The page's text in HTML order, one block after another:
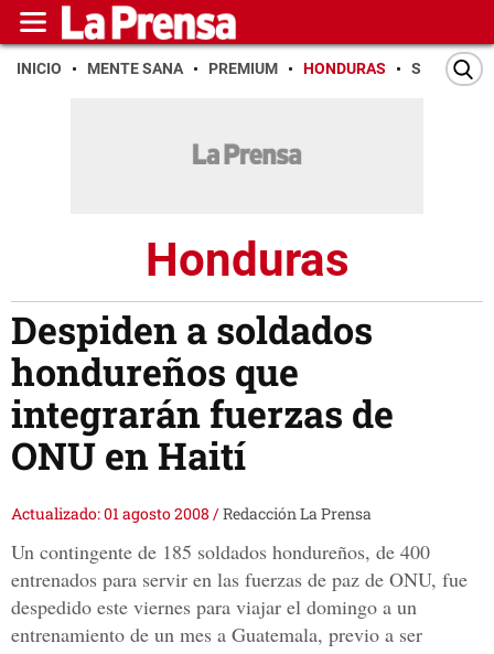
INICIO MENTE SANA PREMIUM HONDURAS SAN PEDRO
Honduras
Despiden a soldados
hondureños que
integrarán fuerzas de
ONU en Haití
Actualizado: 01 agosto 2008 /Redacción La Prensa
Un contingente de 185 soldados hondureños, de 400
entrenados para servir en las fuerzas de paz de ONU, fue
despedido este viernes para viajar el domingo a un
entrenamiento de un mes a Guatemala, previo a ser